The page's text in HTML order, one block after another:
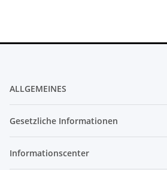
ALLGEMEINES
Gesetzliche Informationen
Informationscenter